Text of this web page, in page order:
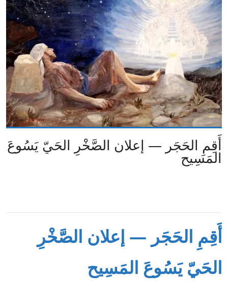
أَقِمِ الحَجَر — إعلان الصَّخْرِ الحَيّ يَسُوعَ
المَسِيح
أَقِمِ الحَجَر — إعلان الصَّخْرِ
الحَيّ يَسُوعَ المَسِيح